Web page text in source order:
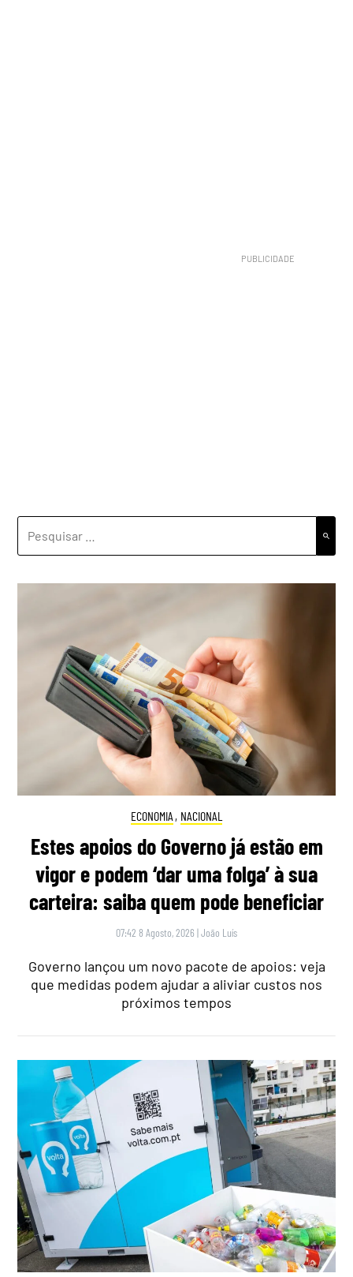
POR:
ECONOMIA , NACIONAL
Estes apoios do Governo já estão em
vigor e podem ‘dar uma folga’ à sua
carteira: saiba quem pode beneficiar
07:42 8 Agosto, 2026 |João Luís
Governo lançou um novo pacote de apoios: veja
que medidas podem ajudar a aliviar custos nos
próximos tempos